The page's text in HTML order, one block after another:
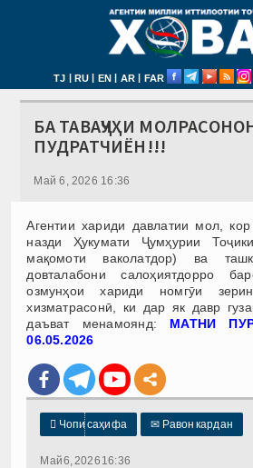
TJ | RU | EN | AR | FAR
БА ТАВАҶҶУҲИ
ПУДРАТЧИЁН!!!
Май 6, 2026 16:36
Агентии хариди давлатии мол,
назди Ҳукумати Ҷумҳурии
мақомоти ваколатдор) ва
довталабони салоҳиятдорро
озмунҳои хариди номгӯи
хизматрасонӣ, ки дар як давр
даъват менамоянд: МАТНИ
06.05.2026
 Чопи саҳифа ✉ Равон кардан
Май 6, 2026 16:36